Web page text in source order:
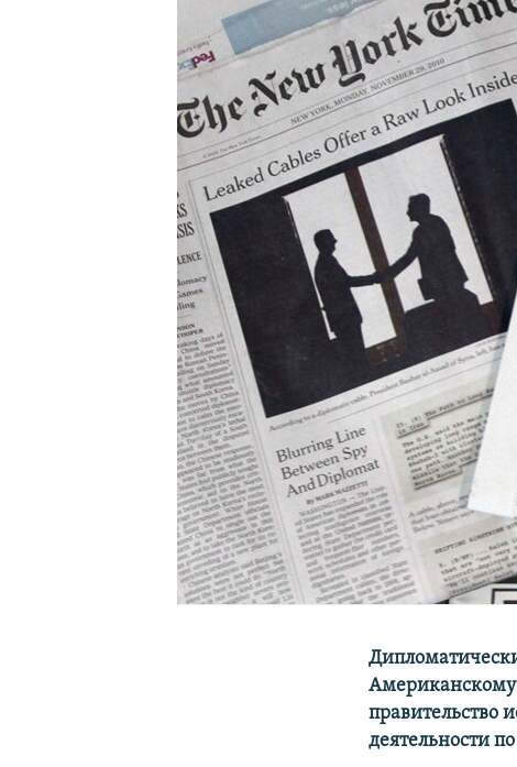
Американскому
правительство
деятельности